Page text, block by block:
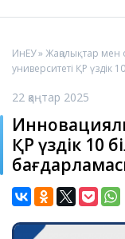
ИнЕУ»Жаңалықтар мен
университеті ҚР үздік
22 қаңтар 2025
ҚР үздік 10